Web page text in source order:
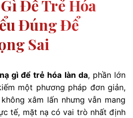
Để Trẻ Hóa
Đúng Để
Sai
gì để trẻ hóa làn da, phần lớn
một phương pháp đơn giản,
xâm lấn nhưng vẫn mang
tế, mặt nạ có vai trò nhất định